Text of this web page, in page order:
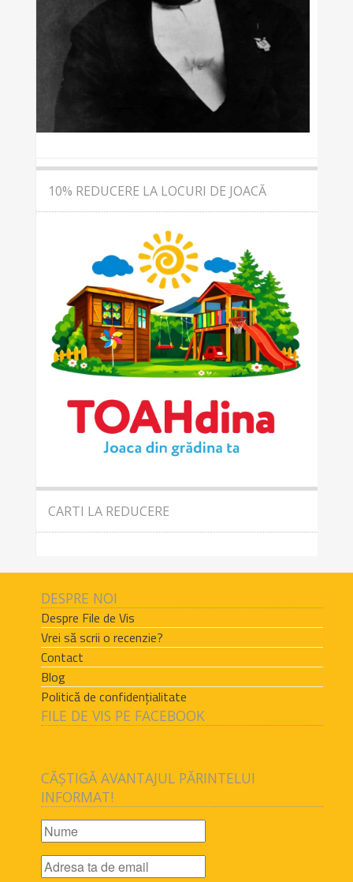
10% REDUCERE LA LOCURI DE JOACĂ
CARTI LA REDUCERE
DESPRE NOI
Despre File de Vis
Vrei să scrii o recenzie?
Contact
Blog
Politică de confidențialitate
FILE DE VIS PE FACEBOOK
CĂȘTIGĂ AVANTAJUL PĂRINTELUI
INFORMAT!